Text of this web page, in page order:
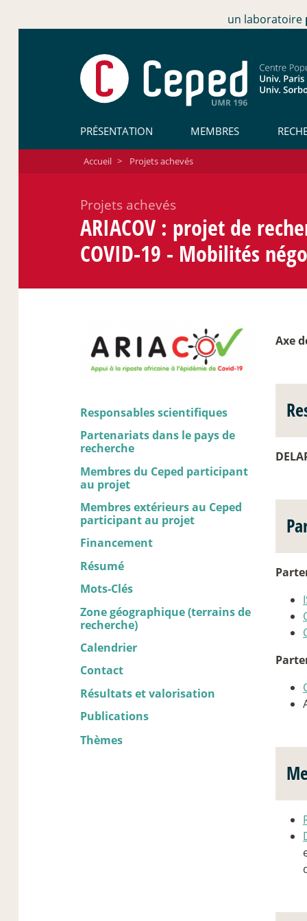
un laboratoire
PRÉSENTATION MEMBRES
Accueil > Projets achevés
Projets achevés
ARIACOV : projet de
COVID-19 - Mobilités
Responsables scientifiques
Partenariats dans le pays de
recherche
Membres du Ceped participant
au projet
Membres extérieurs au Ceped
participant au projet
Financement
Résumé
Mots-Clés
Zone géographique (terrains de
recherche)
Calendrier
Contact
Résultats et valorisation
Publications
Thèmes
Axe